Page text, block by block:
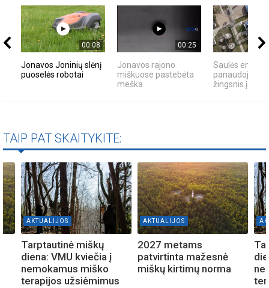
00:08
Jonavos Joninių slėnį
puoselės robotai
00:25
Jonavos rajono
miškuose pastebėta
meška
Saulės
panaudojimas
žingsnis į ateitį
TAIP PAT SKAITYKITE:
AKTUALIJOS
Tarptautinė miškų
diena: VMU kviečia į
nemokamus miško
terapijos užsiėmimus
AKTUALIJOS
2027 metams
patvirtinta mažesnė
miškų kirtimų norma